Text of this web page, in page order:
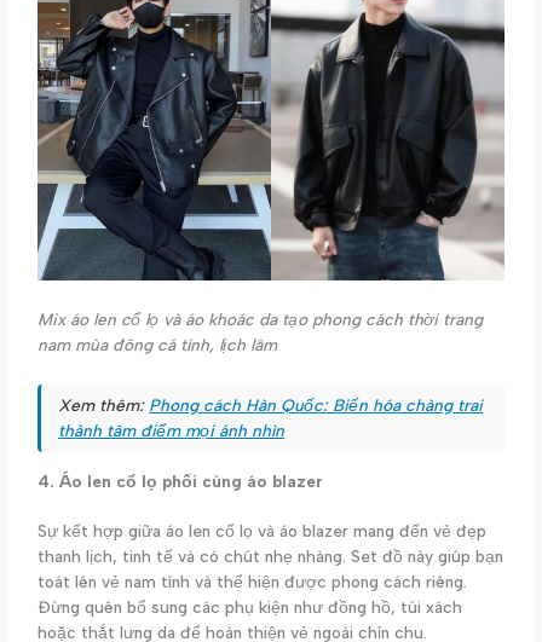
Mix áo len cổ lọ và áo khoác da tạo phong cách thời trang
nam mùa đông cá tính, lịch lãm
Xem thêm: Phong cách Hàn Quốc: Biến hóa chàng trai
thành tâm điểm mọi ánh nhìn
4. Áo len cổ lọ phối cùng áo blazer
Sự kết hợp giữa áo len cổ lọ và áo blazer mang đến vẻ đẹp
thanh lịch, tinh tế và có chút nhẹ nhàng. Set đồ này giúp bạn
toát lên vẻ nam tính và thể hiện được phong cách riêng.
Đừng quên bổ sung các phụ kiện như đồng hồ, túi xách
hoặc thắt lưng da để hoàn thiện vẻ ngoài chỉn chu.